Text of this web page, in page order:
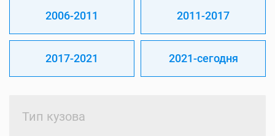
2006-2011 2011-2017
2017-2021 2021-сегодня
Тип кузова